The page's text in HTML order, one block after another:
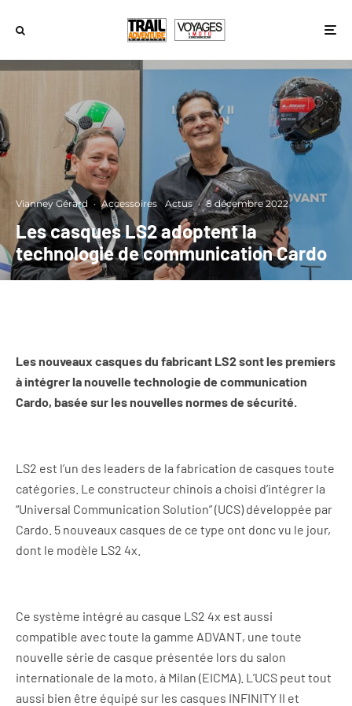
Vianney Gérard · Accessoires Actus · 8 décembre 2022
Les casques LS2 adoptent la
technologie de communication Cardo
Les nouveaux casques du fabricant LS2 sont les premiers
à intégrer la nouvelle technologie de communication
Cardo, basée sur les nouvelles normes de sécurité.
LS2 est l’un des leaders de la fabrication de casques toute
catégories. Le constructeur chinois a choisi d’intégrer la
“Universal Communication Solution” (UCS) développée par
Cardo. 5 nouveaux casques de ce type ont donc vu le jour,
dont le modèle LS2 4x.
Ce système intégré au casque LS2 4x est aussi
compatible avec toute la gamme ADVANT, une toute
nouvelle série de casque présentée lors du salon
internationale de la moto, à Milan (EICMA). L’UCS peut tout
aussi bien être équipé sur les casques INFINITY II et